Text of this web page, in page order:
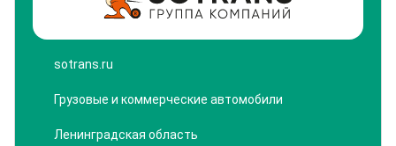
sotrans.ru
Грузовые и коммерческие автомобили
Ленинградская область